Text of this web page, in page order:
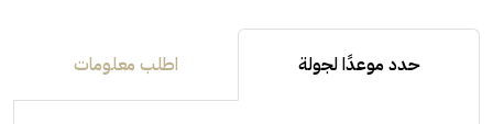
حدد موعدًا لجولة اطلب معلومات